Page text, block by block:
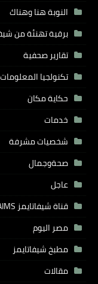
النوبة هنا وهناك
برقية تهنئة من
تقارير صحفية
تكنولجيا المعلومات
حكاية مكان
خدمات
شخصيات مشرفة
صحةوجمال
عاجل
قناة شيفاتايمز TV / SHEFATAIMS
مصر اليوم
مطبخ شيفاتايمز
مقالات